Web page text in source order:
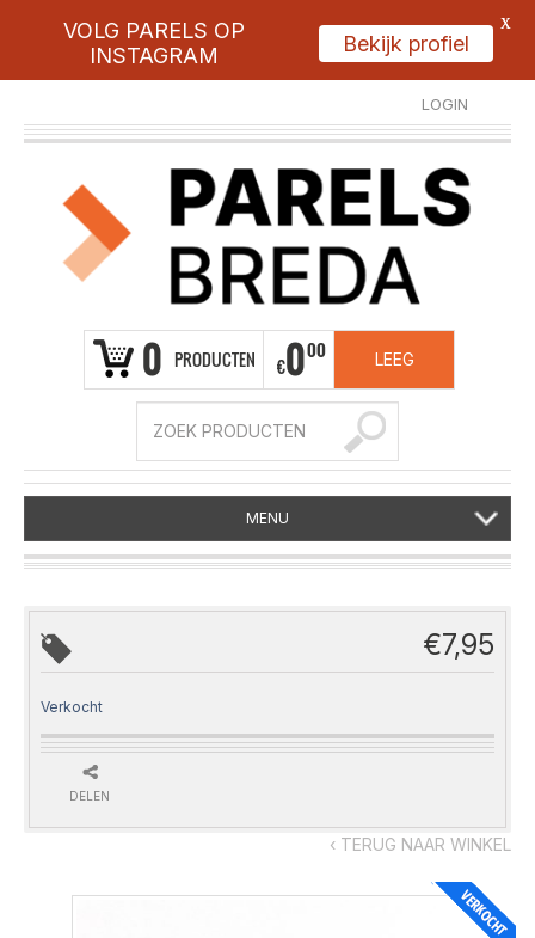
LOGIN
REGISTREER
0 PRODUCTEN €000 LEEG
MENU
‹ TERUG NAAR WINKEL
€7,95
Verkocht
DELEN
VOLG PARELS OP
INSTAGRAM
Bekijk profiel
X